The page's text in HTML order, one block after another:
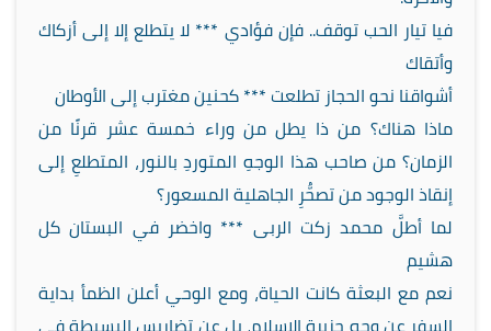
فيا تيار الحب توقف.. فإن فؤادي *** لا يتطلع إلا إلى أزكاك
وأتقاك
أشواقنا نحو الحجاز تطلعت *** كحنين مغترب إلى الأوطان
ماذا هناك؟ من ذا يطل من وراء خمسة عشر قرنًا من
الزمان؟ من صاحب هذا الوجهِ المتوردِ بالنور، المتطلعِ إلى
إنقاذ الوجود من تصحُّرِ الجاهلية المسعور؟
لما أطلَّ محمد زكت الربى *** واخضر في البستان كل
هشيم
نعم مع البعثة كانت الحياة، ومع الوحي أعلن الظمأ بداية